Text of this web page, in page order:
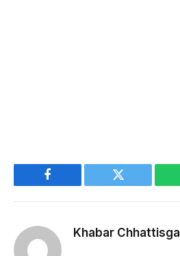
Facebook Twitter
Khabar